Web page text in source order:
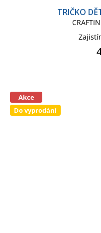
TRIČKO
Akce
Do vyprodání